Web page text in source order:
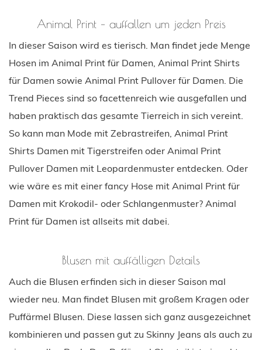
Animal Print – auffallen um jeden Preis
In dieser Saison wird es tierisch. Man findet jede Menge
Hosen im Animal Print für Damen, Animal Print Shirts
für Damen sowie Animal Print Pullover für Damen. Die
Trend Pieces sind so facettenreich wie ausgefallen und
haben praktisch das gesamte Tierreich in sich vereint.
So kann man Mode mit Zebrastreifen, Animal Print
Shirts Damen mit Tigerstreifen oder Animal Print
Pullover Damen mit Leopardenmuster entdecken. Oder
wie wäre es mit einer fancy Hose mit Animal Print für
Damen mit Krokodil- oder Schlangenmuster? Animal
Print für Damen ist allseits mit dabei.
Blusen mit auffälligen Details
Auch die Blusen erfinden sich in dieser Saison mal
wieder neu. Man findet Blusen mit großem Kragen oder
Puffärmel Blusen. Diese lassen sich ganz ausgezeichnet
kombinieren und passen gut zu Skinny Jeans als auch zu